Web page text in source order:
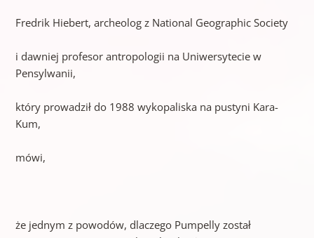
Fredrik Hiebert, archeolog z National Geographic Society
i dawniej profesor antropologii na Uniwersytecie w
Pensylwanii,
który prowadził do 1988 wykopaliska na pustyni Kara-
Kum,
mówi,
że jednym z powodów, dlaczego Pumpelly został